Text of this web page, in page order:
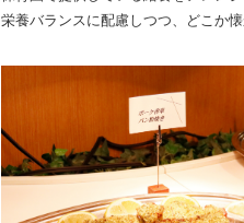
栄養バランスに配慮しつつ、どこか